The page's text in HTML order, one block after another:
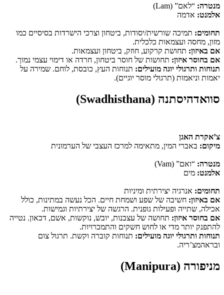
מנטרה: “לאם” (Lam)
אלמנט: אדמה
תחומים: תמיכה שורשית/יסודות, ביטחון וצרכי הישרדות בסיסיים כמו
מזון, מחסה ועצמאות כלכלית.
אם באיזון: תחושת קרקוע, חוזק, ביטחון ועצמאות.
אם בחוסר איזון: תחושות של חוסר ביטחון, חרדה או דימוי עצמי נמוך.
תנוחות ותרגולי יוגה מועילים: תנוחות העץ, כובסת, לוחם. שמירה על
יאמות וניאמות (תרגולי מוסר יוגיים).
סוואדהיסתנה (Swadhisthana)
צ’אקרת האגן
מיקום: באברי המין, מתאימה למרכז העצבי של הערמונית
מנטרה: “ואם” (Vam)
אלמנט: מים
תחומים: אנרגיה יצירתית ומיניות
אם באיזון: חשיבה של שפע ושמחת חיים. הכל נעשה במתינות, כולל
אכילה, שתייה ופעילות גופנית. הרגשה של יצירתיות וגמישות.
אם בחוסר איזון: תחושה של עצבנות, יובש, נוקשות, אשם, דכאון. נטייה
להתפנק יותר מדי או לחוש חשקים והתמכרויות.
תנוחות ותרגולי יוגה מועילים: תנוחות קוברה וקשת. תרגול צום
ובראהמצ’ריה.
מניפורה (Manipura)